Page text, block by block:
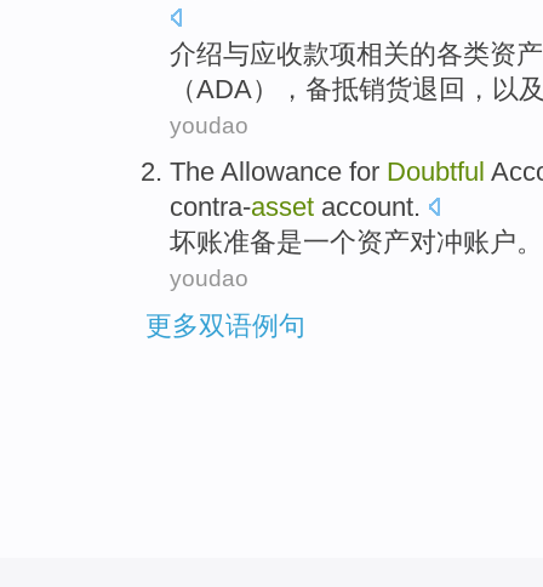
介绍与应收款项相关的各类资
（ADA），备抵销货退回 ， 以
youdao
The Allowance for Doubtful
contra-asset account.
坏账准备是一个资产对冲账户。
youdao
更多双语例句